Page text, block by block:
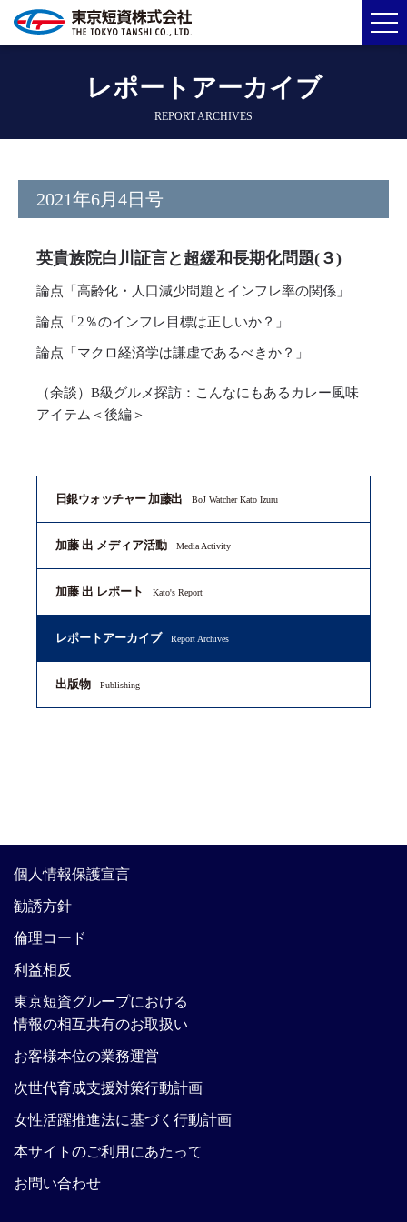
レポートアーカイブ
REPORT ARCHIVES
2021年6月4日号
英貴族院白川証言と超緩和長期化問題(３)
論点「高齢化・人口減少問題とインフレ率の関係」
論点「2％のインフレ目標は正しいか？」
論点「マクロ経済学は謙虚であるべきか？」
（余談）B級グルメ探訪：こんなにもあるカレー風味
アイテム＜後編＞
日銀ウォッチャー 加藤出 BoJ Watcher Kato Izuru
加藤 出 メディア活動 Media Activity
加藤 出 レポート Kato's Report
レポートアーカイブ Report Archives
出版物 Publishing
個人情報保護宣言
勧誘方針
倫理コード
利益相反
東京短資グループにおける
情報の相互共有のお取扱い
お客様本位の業務運営
次世代育成支援対策行動計画
女性活躍推進法に基づく行動計画
本サイトのご利用にあたって
お問い合わせ